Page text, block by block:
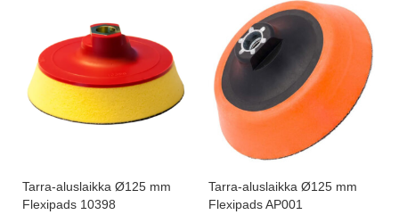
Tarra-aluslaikka Ø125 mm
Flexipads 10398
Tarra-aluslaikka Ø125 mm
Flexipads AP001